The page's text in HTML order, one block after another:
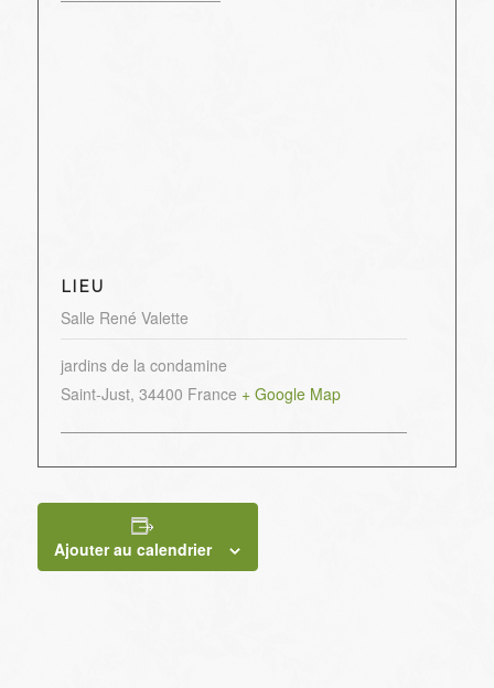
LIEU
Salle René Valette
jardins de la condamine
Saint-Just, 34400 France + Google Map
Ajouter au calendrier